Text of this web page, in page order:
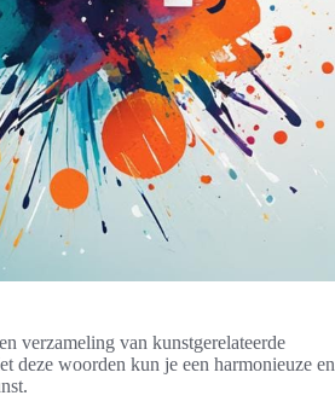
verzameling van kunstgerelateerde
deze woorden kun je een harmonieuze en